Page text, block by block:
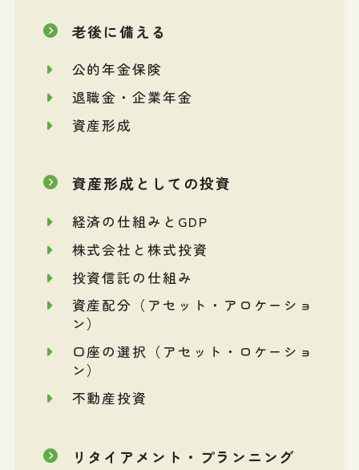
老後に備える
公的年金保険
退職金・企業年金
資産形成
資産形成としての投資
経済の仕組みとGDP
株式会社と株式投資
投資信託の仕組み
資産配分（アセット・アロケーショ
ン）
口座の選択（アセット・ロケーショ
ン）
不動産投資
リタイアメント・プランニング